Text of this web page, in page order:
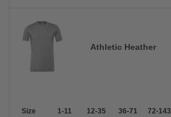
Athletic Heather
Size 1-11 12-35 36-71 72-143